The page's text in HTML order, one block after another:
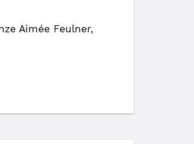
Aimée Feulner,